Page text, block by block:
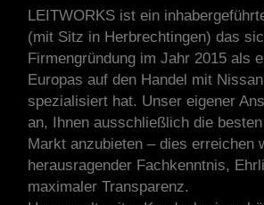
LEITWORKS ist ein
(mit Sitz in Herbrechtingen) das
Firmengründung im Jahr 2015 als
Europas auf den Handel mit
spezialisiert hat. Unser eigener
an, Ihnen ausschließlich die
Markt anzubieten – dies erreichen
herausragender Fachkenntnis,
maximaler Transparenz.